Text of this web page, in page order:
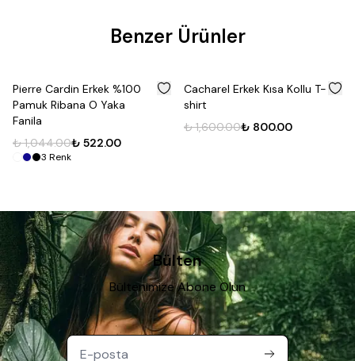
Benzer Ürünler
% 50
Pierre Cardin Erkek %100
Pamuk Ribana O Yaka
Fanila
₺ 1,044.00₺ 522.00
3 Renk
50
Cacharel Erkek Kısa Kollu T-
shirt
₺ 1,600.00₺ 800.00
Bülten
Bültenimize Abone Olun